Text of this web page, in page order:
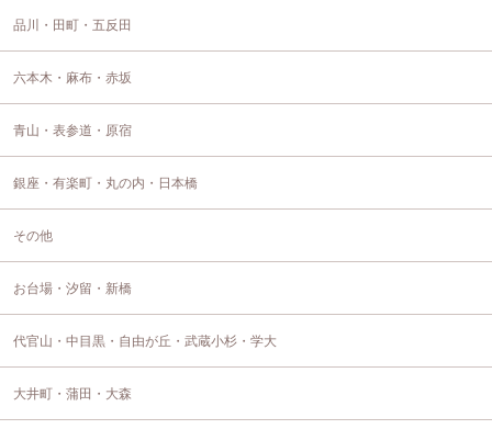
品川・田町・五反田
六本木・麻布・赤坂
青山・表参道・原宿
銀座・有楽町・丸の内・日本橋
その他
お台場・汐留・新橋
代官山・中目黒・自由が丘・武蔵小杉・学大
大井町・蒲田・大森